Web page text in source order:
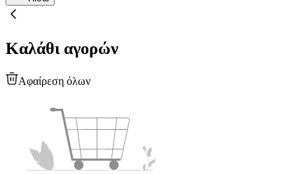
Καλάθι αγορών
Αφαίρεση όλων